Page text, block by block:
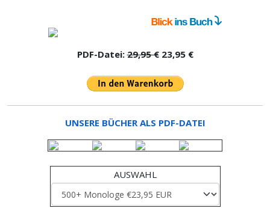
PDF-Datei:29,95 €23,95 €
UNSERE BÜCHER ALS PDF-DATEI
AUSWAHL